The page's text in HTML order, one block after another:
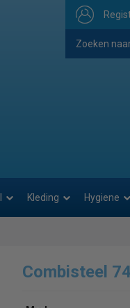
Kleding Hygiene
Combisteel